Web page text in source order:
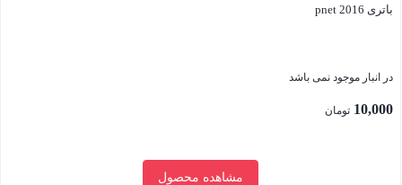
باتری pnet 2016
در انبار موجود نمی باشد
10,000 تومان
مشاهده محصول